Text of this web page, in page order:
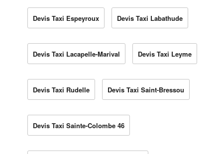
Devis Taxi Espeyroux Devis Taxi Labathude
Devis Taxi Lacapelle-Marival Devis Taxi Leyme
Devis Taxi Rudelle Devis Taxi Saint-Bressou
Devis Taxi Sainte-Colombe 46